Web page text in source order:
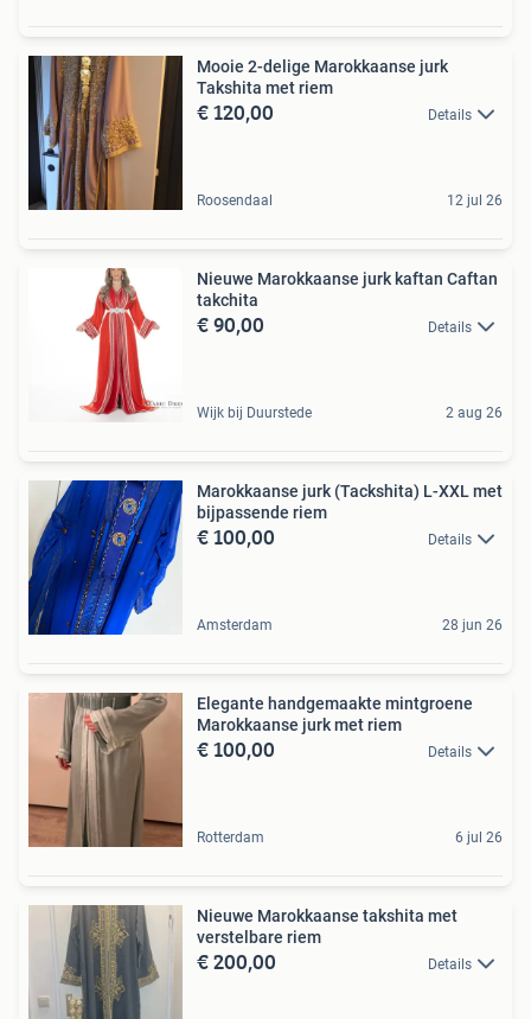
Mooie 2-delige Marokkaanse jurk
Takshita met riem
€ 120,00 Details
Roosendaal 12 jul 26
Nieuwe Marokkaanse jurk kaftan Caftan
takchita
€ 90,00 Details
Wijk bij Duurstede 2 aug 26
Marokkaanse jurk (Tackshita) L-XXL met
bijpassende riem
€ 100,00 Details
Amsterdam 28 jun 26
Elegante handgemaakte mintgroene
Marokkaanse jurk met riem
€ 100,00 Details
Rotterdam 6 jul 26
Nieuwe Marokkaanse takshita met
verstelbare riem
€ 200,00 Details